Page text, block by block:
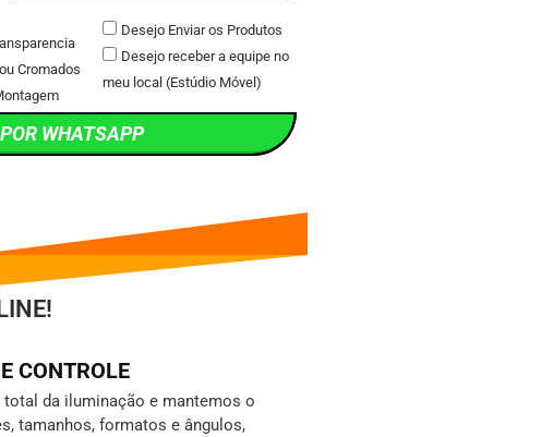
Cromados
Desejo Enviar os Produtos
Desejo receber a equipe no
meu local (Estúdio Móvel)
WHATSAPP
CONTROLE
da iluminação e mantemos o
tamanhos, formatos e ângulos,